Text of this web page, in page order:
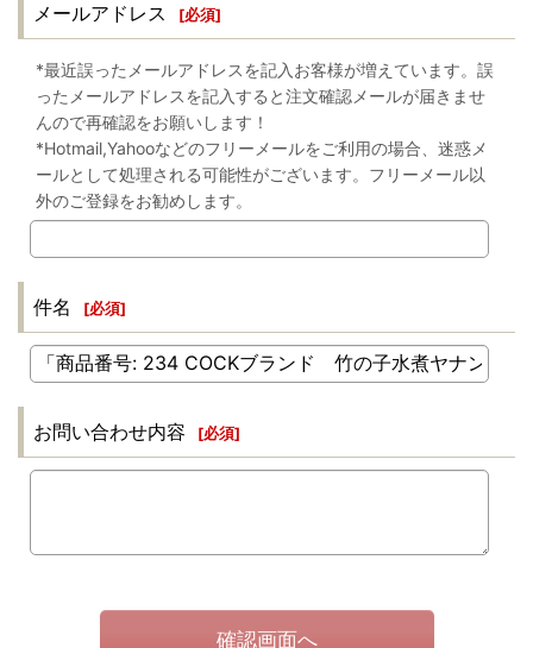
メールアドレス [必須]
*最近誤ったメールアドレスを記入お客様が増えています。誤
ったメールアドレスを記入すると注文確認メールが届きませ
んので再確認をお願いします！
*Hotmail,Yahooなどのフリーメールをご利用の場合、迷惑メ
ールとして処理される可能性がございます。フリーメール以
外のご登録をお勧めします。
件名 [必須]
お問い合わせ内容 [必須]
確認画面へ